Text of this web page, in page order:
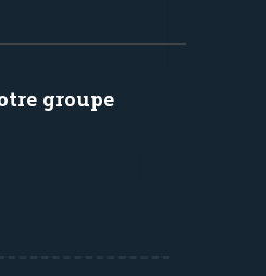
groupe